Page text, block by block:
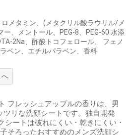
メタミン、(メタクリル酸ラウリル/メ
、メントール、PEG-8、PEG-60 水添
2Na、酢酸トコフェロール、 フェノ
ベン、エチルパラベン、香料
へ
フレッシュアップルの香りは、男
リな洗顔シートです。独自開発
シートは破れにくい・乾きにくい・
そろったおすすめのメンズ洗顔シ